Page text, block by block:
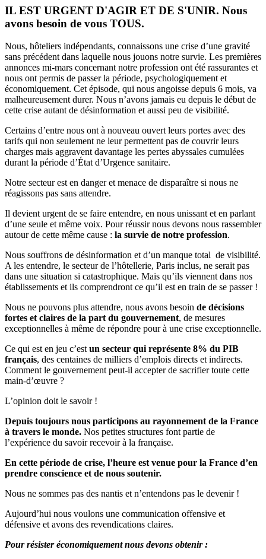
IL EST URGENT D'AGIR ET DE S'UNIR. Nous
avons besoin de vous TOUS.
Nous, hôteliers indépendants, connaissons une crise d’une gravité
sans précédent dans laquelle nous jouons notre survie. Les premières
annonces mi-mars concernant notre profession ont été rassurantes et
nous ont permis de passer la période, psychologiquement et
économiquement. Cet épisode, qui nous angoisse depuis 6 mois, va
malheureusement durer. Nous n’avons jamais eu depuis le début de
cette crise autant de désinformation et aussi peu de visibilité.
Certains d’entre nous ont à nouveau ouvert leurs portes avec des
tarifs qui non seulement ne leur permettent pas de couvrir leurs
charges mais aggravent davantage les pertes abyssales cumulées
durant la période d’État d’Urgence sanitaire.
Notre secteur est en danger et menace de disparaître si nous ne
réagissons pas sans attendre.
Il devient urgent de se faire entendre, en nous unissant et en parlant
d’une seule et même voix. Pour réussir nous devons nous rassembler
autour de cette même cause : la survie de notre profession.
Nous souffrons de désinformation et d’un manque total de visibilité.
A les entendre, le secteur de l’hôtellerie, Paris inclus, ne serait pas
dans une situation si catastrophique. Mais qu’ils viennent dans nos
établissements et ils comprendront ce qu’il est en train de se passer !
Nous ne pouvons plus attendre, nous avons besoin de décisions
fortes et claires de la part du gouvernement, de mesures
exceptionnelles à même de répondre pour à une crise exceptionnelle.
Ce qui est en jeu c’estun secteur qui représente 8% du PIB
français, des centaines de milliers d’emplois directs et indirects.
Comment le gouvernement peut-il accepter de sacrifier toute cette
main-d’œuvre ?
L’opinion doit le savoir !
Depuis toujours nous participons au rayonnement de la France
à travers le monde. Nos petites structures font partie de
l’expérience du savoir recevoir à la française.
En cette période de crise, l’heure est venue pour la France d’en
prendre conscience et de nous soutenir.
Nous ne sommes pas des nantis et n’entendons pas le devenir !
Aujourd’hui nous voulons une communication offensive et
défensive et avons des revendications claires.
Pour résister économiquement nous devons obtenir :